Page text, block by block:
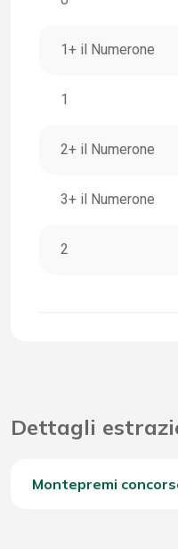
1+ il Numerone
1
2+ il Numerone
3+ il Numerone
2
Dettagli
Montepremi